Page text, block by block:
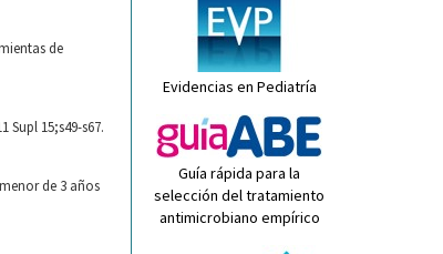
de
15;s49-s67.
de 3 años
Evidencias en Pediatría
Guía rápida para la
selección del tratamiento
antimicrobiano empírico